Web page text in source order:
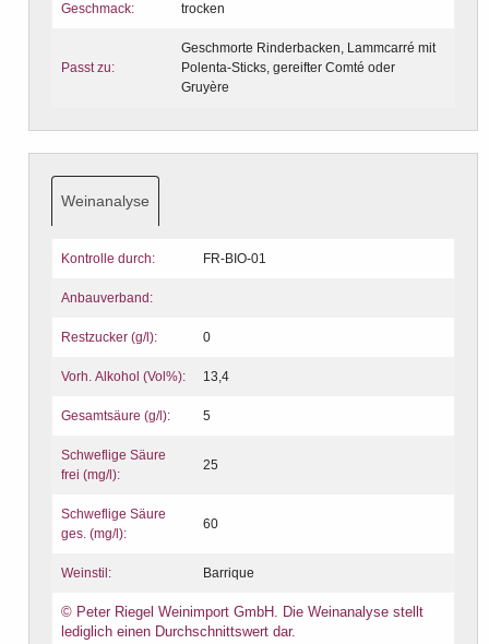
Geschmack: trocken
Passt zu:
Geschmorte Rinderbacken, Lammcarré mit
Polenta-Sticks, gereifter Comté oder
Gruyère
Weinanalyse
Kontrolle durch: FR-BIO-01
Anbauverband:
Restzucker (g/l): 0
Vorh. Alkohol (Vol%): 13,4
Gesamtsäure (g/l): 5
Schweflige Säure
frei (mg/l):
25
Schweflige Säure
ges. (mg/l):
60
Weinstil: Barrique
© Peter Riegel Weinimport GmbH. Die Weinanalyse stellt
lediglich einen Durchschnittswert dar.